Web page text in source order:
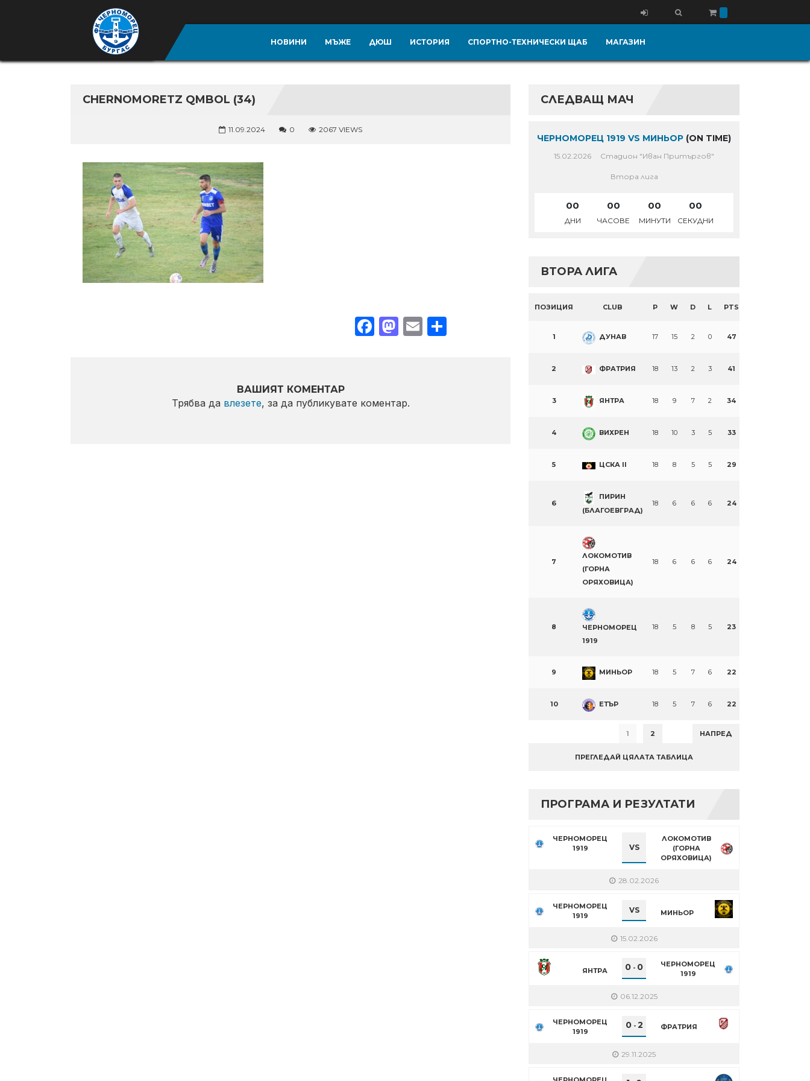
НОВИНИ МЪЖЕ ДЮШ ИСТОРИЯ СПОРТНО-ТЕХНИЧЕСКИ ЩАБ МАГАЗИН
CHERNOMORETZ QMBOL (34)
11.09.2024 0 2067 VIEWS
Facebook
Mastodon
EmailShare
ВАШИЯТ КОМЕНТАР
Трябва да влезете, за да публикувате коментар.
СЛЕДВАЩ МАЧ
ЧЕРНОМОРЕЦ 1919 VS МИНЬОР (ON TIME)
15.02.2026 Стадион "Иван Притъргов"
Втора лига
00
ДНИ
00
ЧАСОВЕ
00
МИНУТИ
00
СЕКУДНИ
ВТОРА ЛИГА
ПОЗИЦИЯ CLUB P W D L PTS
1 ДУНАВ 17 15 2 0 47
2 ФРАТРИЯ 18 13 2 3 41
3 ЯНТРА 18 9 7 2 34
4 ВИХРЕН 18 10 3 5 33
5 ЦСКА II 18 8 5 5 29
6
ПИРИН
(БЛАГОЕВГРАД)
18 6 6 6 24
7
ЛОКОМОТИВ
(ГОРНА
ОРЯХОВИЦА)
18 6 6 6 24
8
ЧЕРНОМОРЕЦ
1919
18 5 8 5 23
9 МИНЬОР 18 5 7 6 22
10 ЕТЪР 18 5 7 6 22
1 2 НАПРЕД
ПРЕГЛЕДАЙ ЦЯЛАТА ТАБЛИЦА
ПРОГРАМА И РЕЗУЛТАТИ
ЧЕРНОМОРЕЦ
1919
VS
ЛОКОМОТИВ
(ГОРНА
ОРЯХОВИЦА)
28.02.2026
ЧЕРНОМОРЕЦ
1919
VS МИНЬОР
15.02.2026
ЯНТРА 0 - 0
ЧЕРНОМОРЕЦ
1919
06.12.2025
ЧЕРНОМОРЕЦ
1919
0- 2 ФРАТРИЯ
29.11.2025